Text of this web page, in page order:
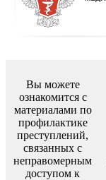
Вы можете
ознакомится с
материалами по
профилактике
преступлений,
связанных с
неправомерным
доступом к